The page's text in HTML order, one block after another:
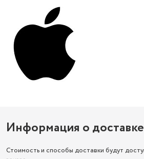
Информация о доставке
Стоимость и способы доставки будут